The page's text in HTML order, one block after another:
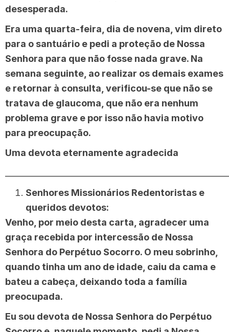
desesperada.
Era uma quarta-feira, dia de novena, vim direto
para o santuário e pedi a proteção de Nossa
Senhora para que não fosse nada grave. Na
semana seguinte, ao realizar os demais exames
e retornar à consulta, verificou-se que não se
tratava de glaucoma, que não era nenhum
problema grave e por isso não havia motivo
para preocupação.
Uma devota eternamente agradecida
Senhores Missionários Redentoristas e
queridos devotos:
Venho, por meio desta carta, agradecer uma
graça recebida por intercessão de Nossa
Senhora do Perpétuo Socorro. O meu sobrinho,
quando tinha um ano de idade, caiu da cama e
bateu a cabeça, deixando toda a família
preocupada.
Eu sou devota de Nossa Senhora do Perpétuo